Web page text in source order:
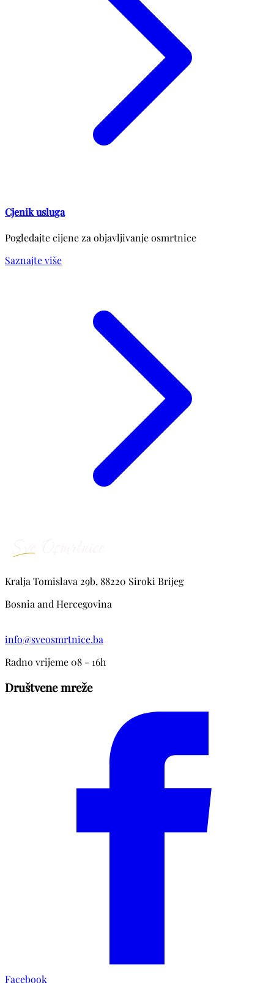
Cjenik usluga
Pogledajte cijene za objavljivanje osmrtnice
Saznajte više
Kralja Tomislava 29b, 88220 Siroki Brijeg
Bosnia and Hercegovina
info@sveosmrtnice.ba
Radno vrijeme 08 - 16h
Društvene mreže
Facebook